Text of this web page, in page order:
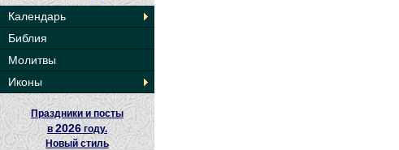
Календарь
Библия
Молитвы
Иконы
Праздники и посты
в2026 году.
Новый стиль